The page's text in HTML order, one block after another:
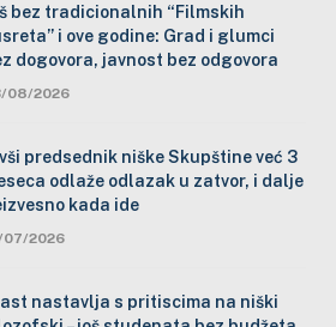
bez tradicionalnih “Filmskih
i ove godine: Grad i glumci
dogovora, javnost bez odgovora
08/2026
predsednik niške Skupštine već 3
odlaže odlazak u zatvor, i dalje
kada ide
07/2026
nastavlja s pritiscima na niški